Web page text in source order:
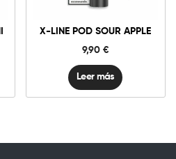
X-LINE POD SOUR APPLE
9,90 €
Leer más